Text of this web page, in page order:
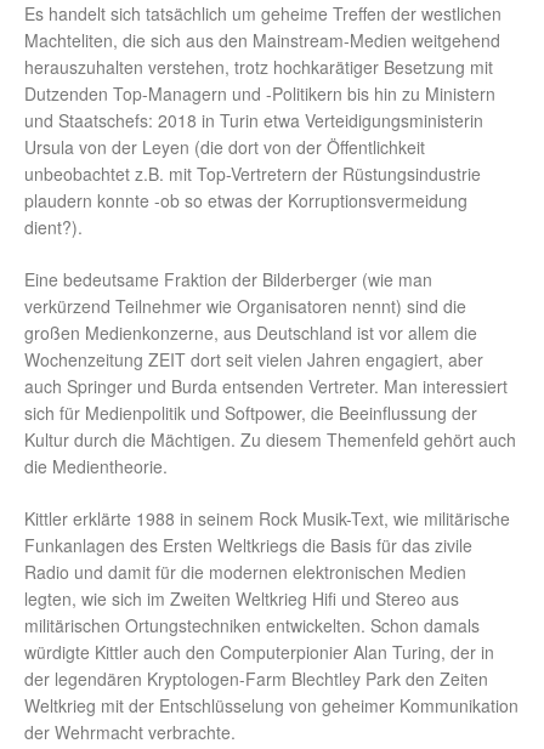
Es handelt sich tatsächlich um geheime Treffen der westlichen
Machteliten, die sich aus den Mainstream-Medien weitgehend
herauszuhalten verstehen, trotz hochkarätiger Besetzung mit
Dutzenden Top-Managern und -Politikern bis hin zu Ministern
und Staatschefs: 2018 in Turin etwa Verteidigungsministerin
Ursula von der Leyen (die dort von der Öffentlichkeit
unbeobachtet z.B. mit Top-Vertretern der Rüstungsindustrie
plaudern konnte -ob so etwas der Korruptionsvermeidung
dient?).
Eine bedeutsame Fraktion der Bilderberger (wie man
verkürzend Teilnehmer wie Organisatoren nennt) sind die
großen Medienkonzerne, aus Deutschland ist vor allem die
Wochenzeitung ZEIT dort seit vielen Jahren engagiert, aber
auch Springer und Burda entsenden Vertreter. Man interessiert
sich für Medienpolitik und Softpower, die Beeinflussung der
Kultur durch die Mächtigen. Zu diesem Themenfeld gehört auch
die Medientheorie.
Kittler erklärte 1988 in seinem Rock Musik-Text, wie militärische
Funkanlagen des Ersten Weltkriegs die Basis für das zivile
Radio und damit für die modernen elektronischen Medien
legten, wie sich im Zweiten Weltkrieg Hifi und Stereo aus
militärischen Ortungstechniken entwickelten. Schon damals
würdigte Kittler auch den Computerpionier Alan Turing, der in
der legendären Kryptologen-Farm Blechtley Park den Zeiten
Weltkrieg mit der Entschlüsselung von geheimer Kommunikation
der Wehrmacht verbrachte.